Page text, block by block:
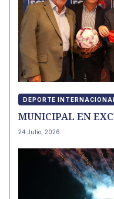
DEPORTE
MUNICIPAL EN
24 Julio, 2026